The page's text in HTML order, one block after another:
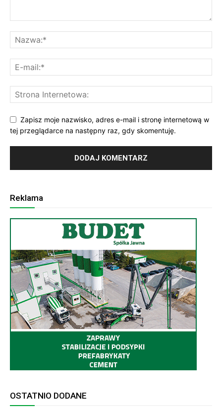
Zapisz moje nazwisko, adres e-mail i stronę internetową w
tej przeglądarce na następny raz, gdy skomentuję.
Reklama
OSTATNIO DODANE